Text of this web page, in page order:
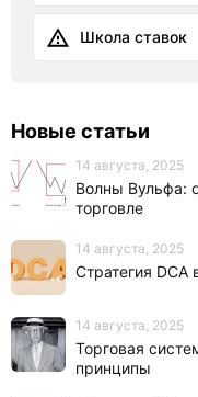
Школа ставок
Новые статьи
14 августа, 2025
Волны Вульфа:
торговле
14 августа, 2025
Стратегия DCA
14 августа, 2025
Торговая
принципы